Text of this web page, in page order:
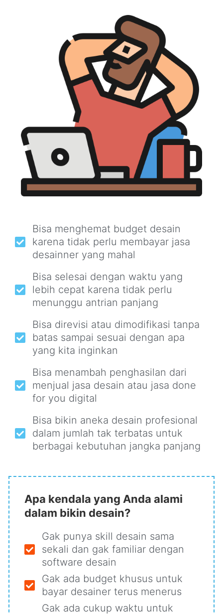
Bisa menghemat budget desain
karena tidak perlu membayar jasa
desainner yang mahal
Bisa selesai dengan waktu yang
lebih cepat karena tidak perlu
menunggu antrian panjang
Bisa direvisi atau dimodifikasi tanpa
batas sampai sesuai dengan apa
yang kita inginkan
Bisa menambah penghasilan dari
menjual jasa desain atau jasa done
for you digital
Bisa bikin aneka desain profesional
dalam jumlah tak terbatas untuk
berbagai kebutuhan jangka panjang
Apa kendala yang Anda alami
dalam bikin desain?
Gak punya skill desain sama
sekali dan gak familiar dengan
software desain
Gak ada budget khusus untuk
bayar desainer terus menerus
Gak ada cukup waktu untuk